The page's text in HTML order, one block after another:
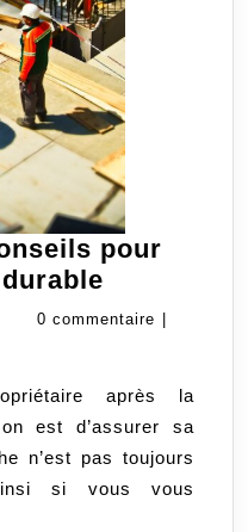
pour
et
une
durable
0 commentaire
est d’assurer sa
n’est pas toujours
si vous vous